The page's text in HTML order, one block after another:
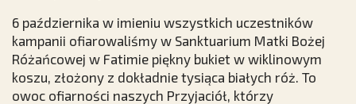
6 października w imieniu wszystkich uczestników
kampanii ofiarowaliśmy w Sanktuarium Matki Bożej
Różańcowej w Fatimie piękny bukiet w wiklinowym
koszu, złożony z dokładnie tysiąca białych róż. To
owoc ofiarności naszych Przyjaciół, którzy